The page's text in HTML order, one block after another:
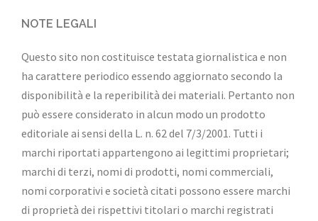
NOTE LEGALI
Questo sito non costituisce testata giornalistica e non
ha carattere periodico essendo aggiornato secondo la
disponibilità e la reperibilità dei materiali. Pertanto non
può essere considerato in alcun modo un prodotto
editoriale ai sensi della L. n. 62 del 7/3/2001. Tutti i
marchi riportati appartengono ai legittimi proprietari;
marchi di terzi, nomi di prodotti, nomi commerciali,
nomi corporativi e società citati possono essere marchi
di proprietà dei rispettivi titolari o marchi registrati